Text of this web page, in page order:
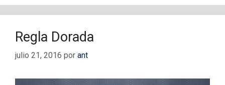
Regla Dorada
julio 21, 2016 por ant